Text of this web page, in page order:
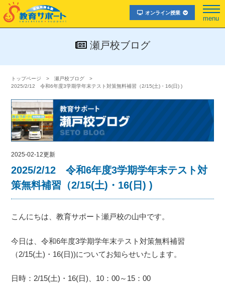
オンライン授業
menu
瀬戸校ブログ
トップページ
瀬戸校ブログ
2025/2/12 令和6年度3学期学年末テスト対策無料補習（2/15(土)・16(日) )
2025-02-12更新
2025/2/12 令和6年度3学期学年末テスト対
策無料補習（2/15(土)・16(日) )
こんにちは、教育サポート瀬戸校の山中です。
今日は、令和6年度3学期学年末テスト対策無料補習
（2/15(土)・16(日))についてお知らせいたします。
日時：2/15(土)・16(日)、10：00～15：00